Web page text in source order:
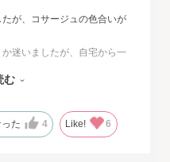
が、コサージュの色合いが
迷いましたが、自宅から一
っくりと検討することがで
ても便利だと思いました。
む
た 4 Like! 6